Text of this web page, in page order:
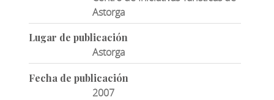
Astorga
Lugar de publicación
Astorga
Fecha de publicación
2007